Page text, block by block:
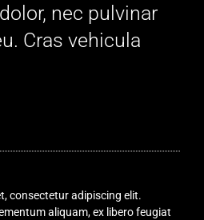
nec pulvinar
Cras vehicula
consectetur adipiscing elit.
aliquam, ex libero feugiat